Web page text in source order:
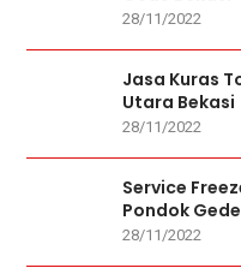
28/11/2022
Jasa Kuras
Utara Bekasi
28/11/2022
Service
Pondok
28/11/2022